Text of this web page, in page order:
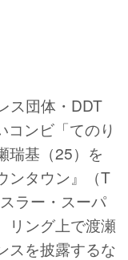
ス団体・DDT
ンビ「てのり
瑞基（25）を
ンタウン』（T
ラー・スーパ
リング上で渡瀬
スを披露するな